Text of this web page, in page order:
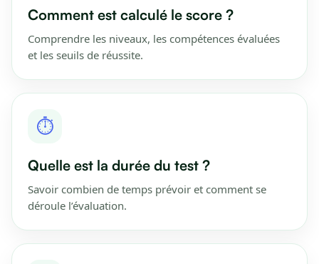
Comment est calculé le score ?
Comprendre les niveaux, les compétences évaluées
et les seuils de réussite.
⏱️
Quelle est la durée du test ?
Savoir combien de temps prévoir et comment se
déroule l’évaluation.